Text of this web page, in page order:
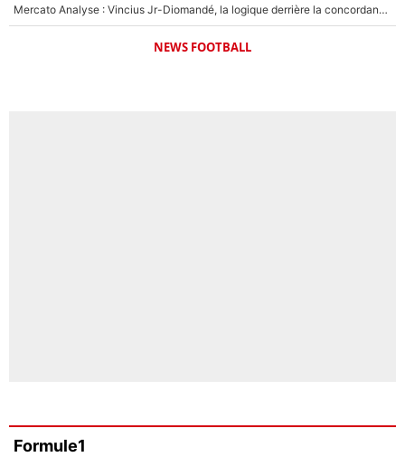
Mercato Analyse : Vincius Jr-Diomandé, la logique derrière la concordance des temps
NEWS FOOTBALL
Formule1